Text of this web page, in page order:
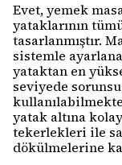
Evet, yemek
yataklarının
tasarlanmıştır.
sistemle
yataktan en
seviyede
yatak altına
tekerlekleri ile
dökülmelerine